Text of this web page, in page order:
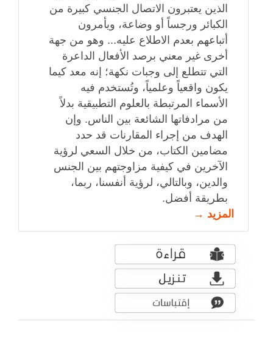
الذين يعتبرون الاتصال الجنسي كبيرة من
الكبائر ورجساً أو وضاعة، ويأمرون
أتباعهم بعدم الاطلاع عليه... وهو من جهة
أخرى غير معني برصد الأفعال الداعرة
التي تتطلع إلى وجبات نكهة؛ إنه معد كيما
يكون واقعياً وعلمياً، وتُستخدم فيه
الأسماء المرتبطة بالعلوم التطبيقية بدلاً
من مرادفاتها الشائعة بين الناس. وإن
الهدف من إجراء المقارنات قد حدد
مضامين الكتاب، من خلال السعي لرؤية
الآخرين في كيفية مزاوجتهم بين الجنس
والدين، وبالتالي، لرؤية أنفسنا، ربما،
بطريقة أفضل.
المزيد →